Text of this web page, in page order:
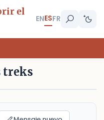
el
ENESFR
treks